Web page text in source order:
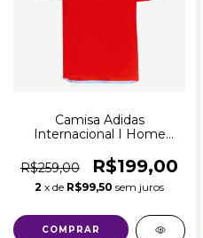
Camisa Adidas
Internacional I Home
Masculina Vermelho
R$259,00 R$199,00
2 x de R$99,50 sem juros
COMPRAR